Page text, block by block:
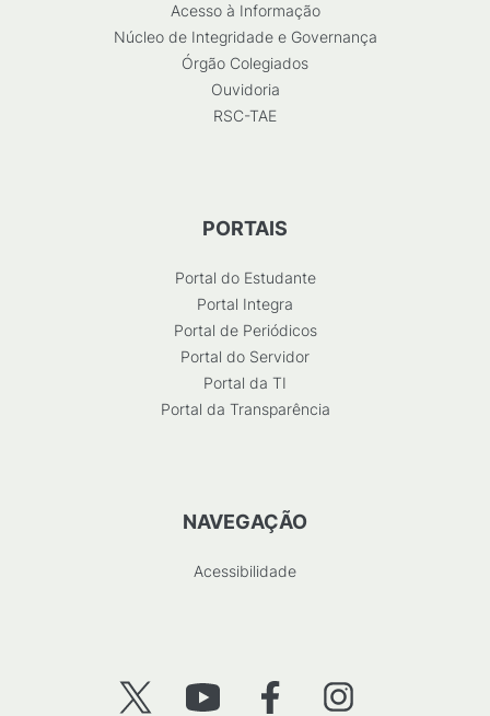
Acesso à Informação
Núcleo de Integridade e Governança
Órgão Colegiados
Ouvidoria
RSC-TAE
PORTAIS
Portal do Estudante
Portal Integra
Portal de Periódicos
Portal do Servidor
Portal da TI
Portal da Transparência
NAVEGAÇÃO
Acessibilidade